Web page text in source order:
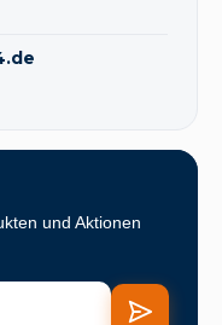
und Aktionen